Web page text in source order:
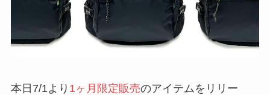
本日7/1より 1ヶ月限定販売のアイテムをリリー